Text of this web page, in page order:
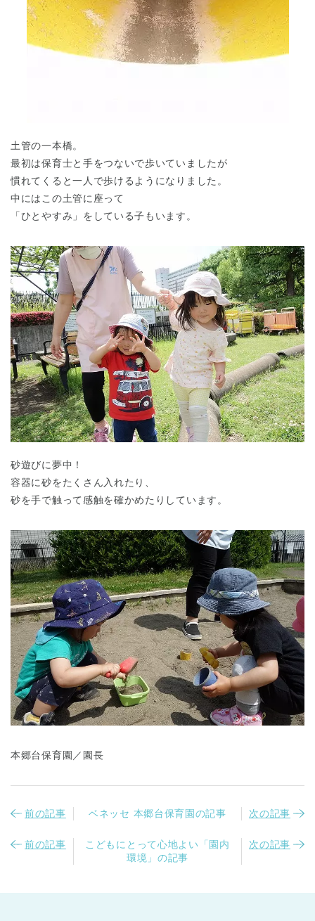
土管の一本橋。
最初は保育士と手をつないで歩いていましたが
慣れてくると一人で歩けるようになりました。
中にはこの土管に座って
「ひとやすみ」をしている子もいます。
砂遊びに夢中！
容器に砂をたくさん入れたり、
砂を手で触って感触を確かめたりしています。
本郷台保育園／園長
前の記事 ベネッセ 本郷台保育園の記事 次の記事
前の記事
こどもにとって心地よい「園内
環境」の記事
次の記事